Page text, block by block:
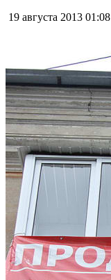
19 августа 2013 01:08